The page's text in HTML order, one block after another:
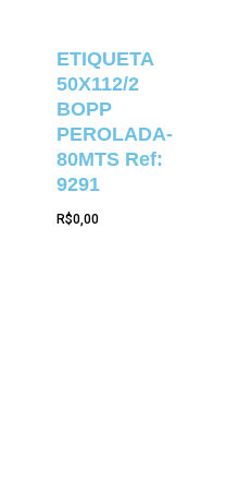
ETIQUETA
50X112/2
BOPP
PEROLADA-
80MTS Ref:
9291
R$0,00